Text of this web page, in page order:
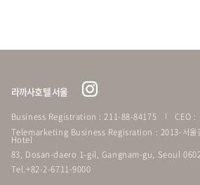
라까사호텔 서울
Business Registration : 211-88-84175
CEO :
Telemarketing Business Regisration : 2013-서울
Hotel
83, Dosan-daero 1-gil, Gangnam-gu, Seoul
Tel.+82-2-6711-9000